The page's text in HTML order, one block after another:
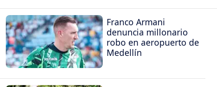
Franco Armani
denuncia millonario
robo en aeropuerto de
Medellín